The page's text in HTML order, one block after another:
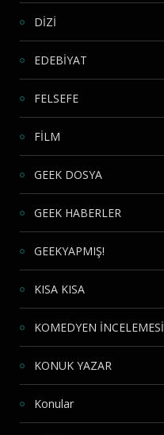
DİZİ
EDEBİYAT
FELSEFE
FİLM
GEEK DOSYA
GEEK HABERLER
GEEKYAPMIŞ!
KISA KISA
KOMEDYEN İNCELEMESİ
KONUK YAZAR
Konular